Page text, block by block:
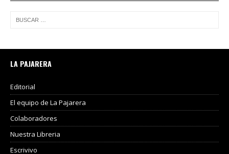
LA PAJARERA
Editorial
El equipo de La Pajarera
Colaboradores
Nuestra Libreria
Escrivivo